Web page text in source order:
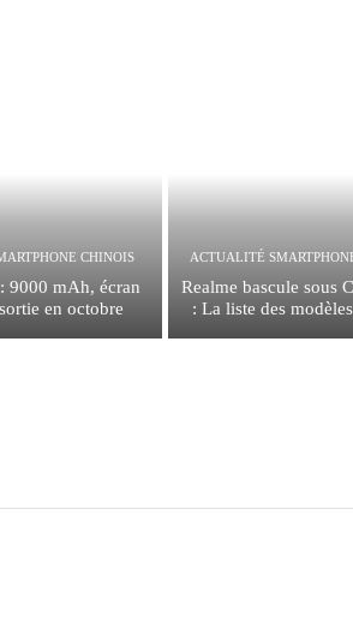
CHINOIS
9000 mAh, écran
en octobre
ACTUALITÉ
Realme bascule sous
: La liste des